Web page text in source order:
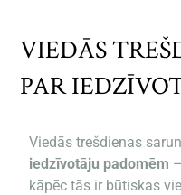
VIEDĀS
PAR
Viedās trešdienas
iedzīvotāju padomēm
kāpēc tās ir būtiskas